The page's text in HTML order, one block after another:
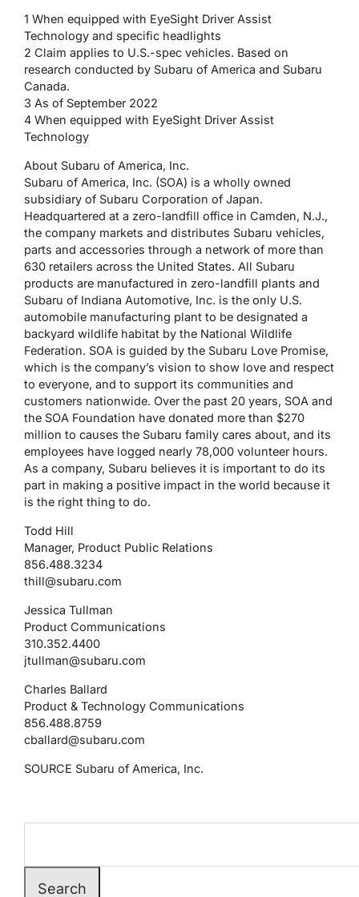
1 When equipped with EyeSight Driver Assist
Technology and specific headlights
2 Claim applies to U.S.-spec vehicles. Based on
research conducted by Subaru of America and Subaru
Canada.
3 As of September 2022
4 When equipped with EyeSight Driver Assist
Technology
About Subaru of America, Inc.
Subaru of America, Inc. (SOA) is a wholly owned
subsidiary of Subaru Corporation of Japan.
Headquartered at a zero-landfill office in Camden, N.J.,
the company markets and distributes Subaru vehicles,
parts and accessories through a network of more than
630 retailers across the United States. All Subaru
products are manufactured in zero-landfill plants and
Subaru of Indiana Automotive, Inc. is the only U.S.
automobile manufacturing plant to be designated a
backyard wildlife habitat by the National Wildlife
Federation. SOA is guided by the Subaru Love Promise,
which is the company’s vision to show love and respect
to everyone, and to support its communities and
customers nationwide. Over the past 20 years, SOA and
the SOA Foundation have donated more than $270
million to causes the Subaru family cares about, and its
employees have logged nearly 78,000 volunteer hours.
As a company, Subaru believes it is important to do its
part in making a positive impact in the world because it
is the right thing to do.
Todd Hill
Manager, Product Public Relations
856.488.3234
thill@subaru.com
Jessica Tullman
Product Communications
310.352.4400
jtullman@subaru.com
Charles Ballard
Product & Technology Communications
856.488.8759
cballard@subaru.com
SOURCE Subaru of America, Inc.